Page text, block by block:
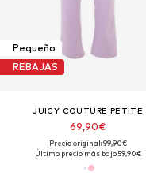
Pequeño
REBAJAS
JUICY COUTURE PETITE
69,90€
Precio original: 99,90€
Último precio más bajo:59,90€